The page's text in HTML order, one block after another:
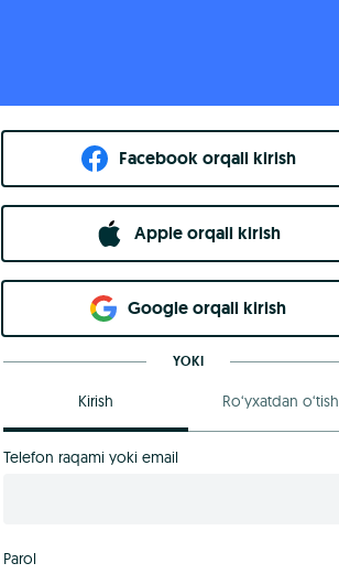
Facebook orqali kirish​
Apple orqali kirish
Goo​g​le orqali kirish
YOKI
Kirish Ro‘yxatdan o‘tish
Telefon raqami yoki email
Parol